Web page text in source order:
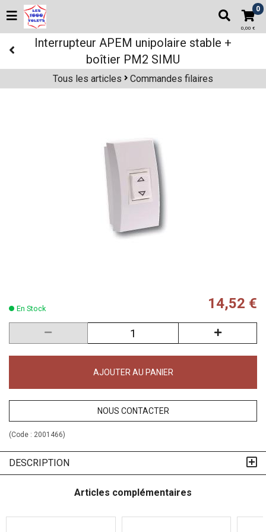
0
0,00 €
Interrupteur APEM unipolaire stable +
boîtier PM2 SIMU
Tous les articles Commandes filaires
En Stock 14,52 €
AJOUTER AU PANIER
NOUS CONTACTER
(Code : 2001466)
DESCRIPTION
Articles complémentaires